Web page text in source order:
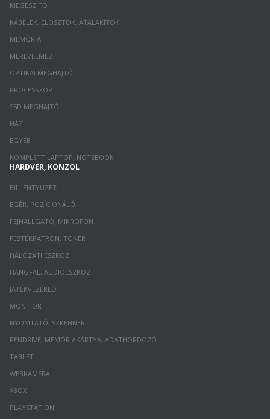
KIEGÉSZÍTŐ
KÁBELEK, ELOSZTÓK, ÁTALAKÍTÓK
MEMÓRIA
MEREVLEMEZ
OPTIKAI MEGHAJTÓ
PROCESSZOR
SSD MEGHAJTÓ
HÁZ
EGYÉB
KOMPLETT LAPTOP, NOTEBOOK
HARDVER, KONZOL
BILLENTYŰZET
EGÉR, POZÍCIONÁLÓ
FEJHALLGATÓ, MIKROFON
FESTÉKPATRON, TONER
HÁLÓZATI ESZKÖZ
HANGFAL, AUDIOESZKÖZ
JÁTÉKVEZÉRLŐ
MONITOR
NYOMTATÓ, SZKENNER
PENDRIVE, MEMÓRIAKÁRTYA, ADATHORDOZÓ
TABLET
WEBKAMERA
XBOX
PLAYSTATION